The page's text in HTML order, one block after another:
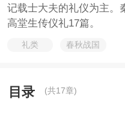
记载士大夫的礼仪为主。
高堂生传仪礼17篇。
礼类 春秋战国
目录 (共17章)